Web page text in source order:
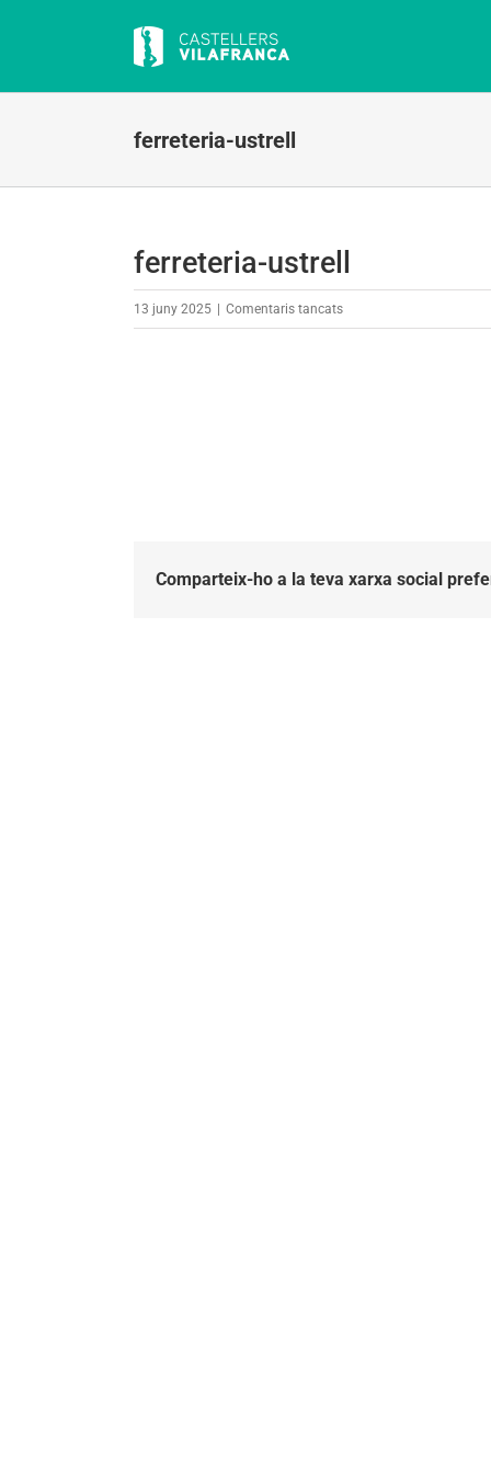
ferreteria-ustrell
ferreteria-ustrell
13 juny 2025 Comentaris tancatsa
Comparteix-ho a la teva xarxa social